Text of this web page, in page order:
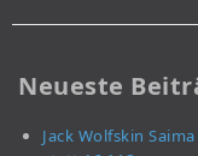
Neueste
Jack Wolfskin